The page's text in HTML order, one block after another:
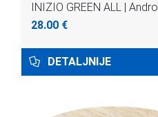
INIZIO GREEN ALL | Andro
28.00 €
DETALJNIJE